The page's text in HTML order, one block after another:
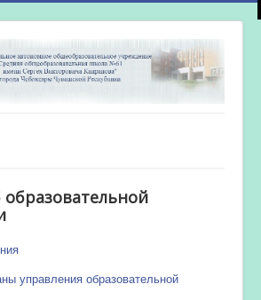
управления образовательной